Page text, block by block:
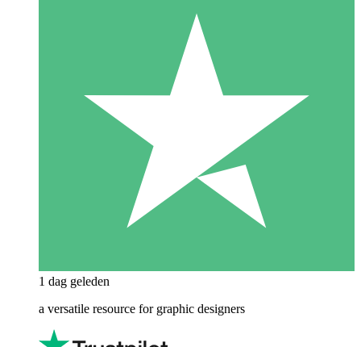
1 dag geleden
a versatile resource for graphic designers